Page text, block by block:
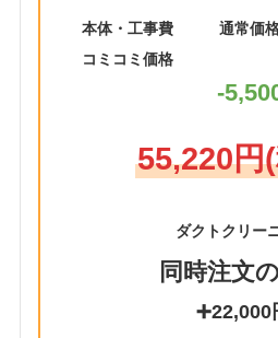
本体・工事費
コミコミ価格
通常価
-
55,220円
ダクトクリー
同時注文
➕22,000